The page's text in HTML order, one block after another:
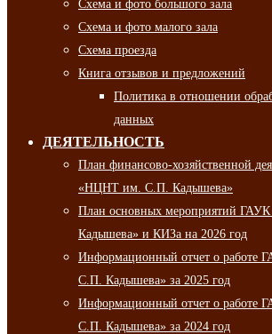
Схема и фото большого зала
Схема и фото малого зала
Схема проезда
Книга отзывов и предложений
Политика в отношении
данных
ДЕЯТЕЛЬНОСТЬ
План финансово-хозяйственной
«НЦНТ им. С.П. Кадышева»
План основных мероприятий
Кадышева» и КИЗа на 2026 год
Информационный отчет о
С.П. Кадышева» за 2025 год
Информационный отчет о
С.П. Кадышева» за 2024 год